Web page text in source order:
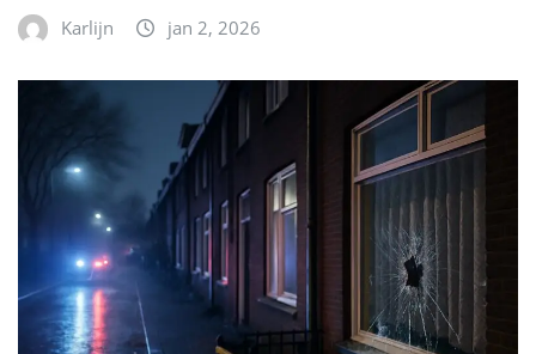
Karlijn jan 2, 2026